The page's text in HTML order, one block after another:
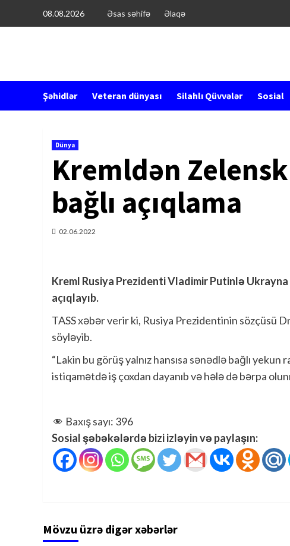
08.08.2026 Əsas səhifə Əlaqə
Şəhidlər Veteran dünyası Silahlı Qüvvələr Sosial
Dünya
Kremldən
bağlı açıqlama
02.06.2022
Kreml Rusiya Prezidenti Vladimir Putinlə
açıqlayıb.
TASS xəbər verir ki, Rusiya Prezidentinin sözçüsü
söyləyib.
“Lakin bu görüş yalnız hansısa sənədlə bağlı
istiqamətdə iş çoxdan dayanıb və hələ də bərpa
Baxış sayı: 396
Sosial şəbəkələrdə bizi izləyin və paylaşın:
Mövzu üzrə digər xəbərlər